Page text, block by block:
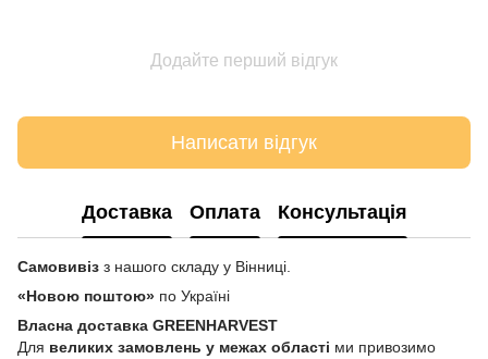
Додайте перший відгук
Написати відгук
Доставка Оплата Консультація
Самовивіз з нашого складу у Вінниці.
«Новою поштою» по Україні
Власна доставка GREENHARVEST
Для великих замовлень у межах області ми привозимо